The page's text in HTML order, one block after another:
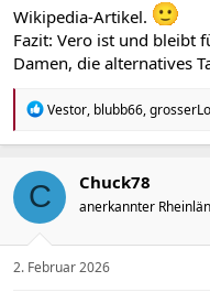
Wikipedia-Artikel.
Fazit: Vero ist und bleibt
Damen, die alternatives
R
a
t
i
e
n
Vestor, blubb66,
C Chuck78
anerkannter
2. Februar 2026